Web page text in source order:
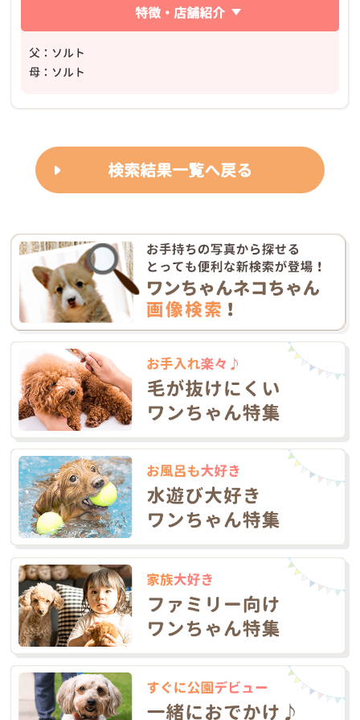
特徴・店舗紹介
父：ソルト
母：ソルト
検索結果一覧へ戻る